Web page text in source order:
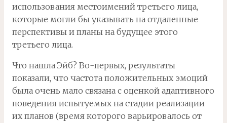
использования местоимений третьего лица,
которые могли бы указывать на отдаленные
перспективы и планы на будущее этого
третьего лица.
Что нашла Эйб? Во-первых, результаты
показали, что частота положительных эмоций
была очень мало связана с оценкой адаптивного
поведения испытуемых на стадии реализации
их планов (время которого варьировалось от